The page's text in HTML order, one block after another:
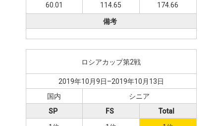
60.01
114.65
174.66
備考
ロシアカップ第2戦
2019年10月9日–2019年10月13日
国内
シニア
SP
FS
Total